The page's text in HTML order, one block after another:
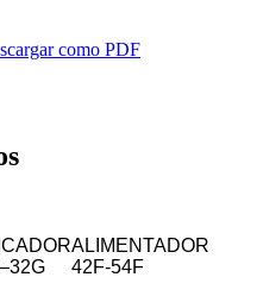
como PDF
ALIMENTADOR
42F-54F